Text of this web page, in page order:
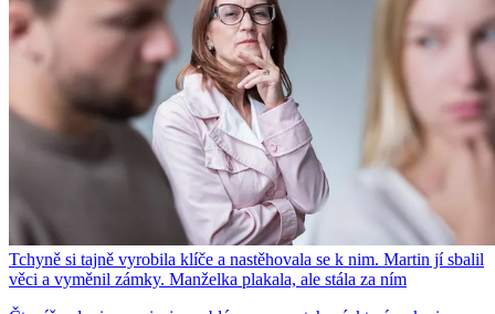
Tchyně si tajně vyrobila klíče a nastěhovala se k nim. Martin jí sbalil
věci a vyměnil zámky. Manželka plakala, ale stála za ním